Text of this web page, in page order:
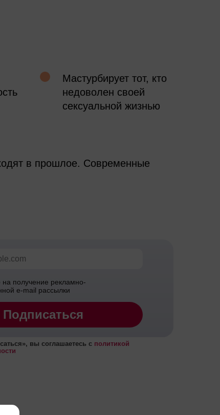
Мастурбирует тот, кто
недоволен своей
сексуальной жизнью
в прошлое. Современные
на получение рекламно-
e-mail рассылки
Подписаться
», вы соглашаетесь с политикой